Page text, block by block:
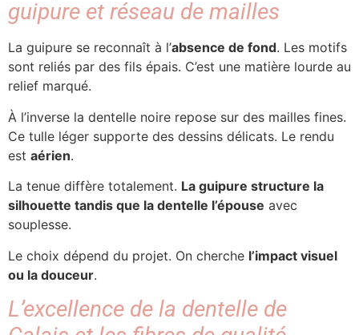
guipure et réseau de mailles
La guipure se reconnaît à l’absence de fond. Les motifs
sont reliés par des fils épais. C’est une matière lourde au
relief marqué.
À l’inverse la dentelle noire repose sur des mailles fines.
Ce tulle léger supporte des dessins délicats. Le rendu
est aérien.
La tenue diffère totalement. La guipure structure la
silhouette tandis que la dentelle l’épouse avec
souplesse.
Le choix dépend du projet. On cherche l’impact visuel
ou la douceur.
L’excellence de la dentelle de